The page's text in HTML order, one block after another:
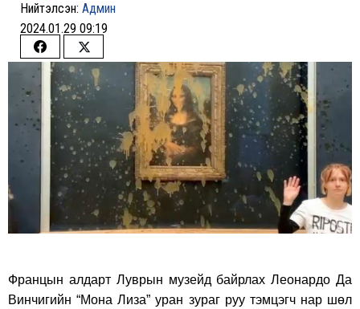
Нийтэлсэн: Админ
2024.01.29 09:19
Share
on
Facebook
Share
on
Twitter
Францын алдарт Луврын музейд байрлах Леонардо Да
Винчигийн “Мона Лиза” уран зураг руу тэмцэгч нар шөл